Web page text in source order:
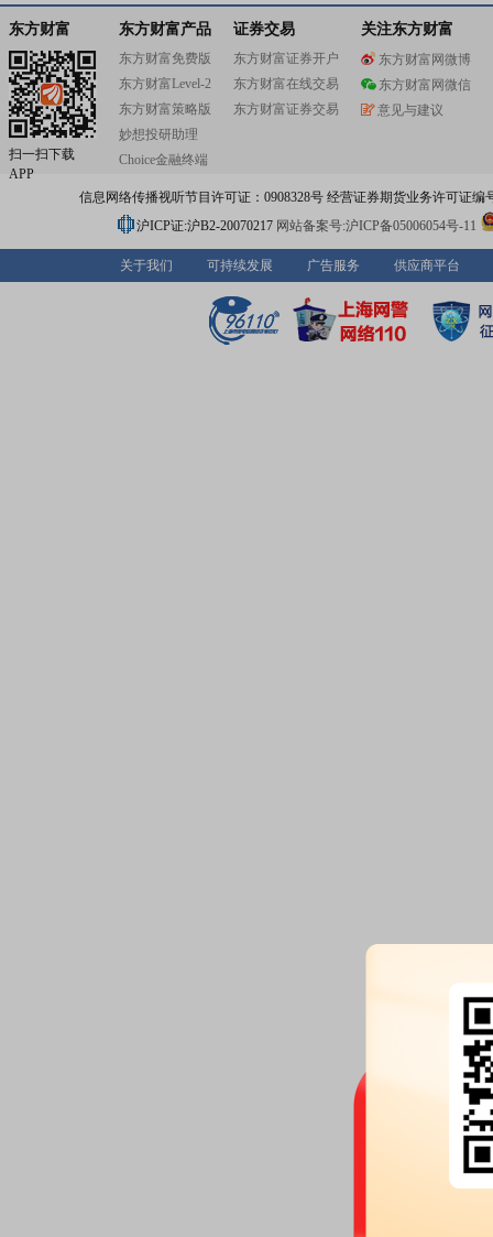
东方财富
扫一扫下载
APP
东方财富产品
东方财富免费版
东方财富Level-2
东方财富策略版
妙想投研助理
Choice金融终端
证券交易
东方财富证券开户
东方财富在线交易
东方财富证券交易
关注东方财富
东方财富网微博
东方财富网微信
意见与建议
信息网络传播视听节目许可证：0908328号 经营证券期货业务许可证编
沪ICP证:沪B2-20070217 网站备案号:沪ICP备05006054号-11
关于我们 可持续发展 广告服务 供应商平台